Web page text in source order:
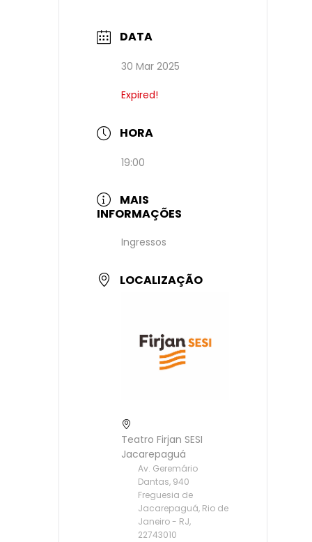
DATA
30 Mar 2025
Expired!
HORA
19:00
MAIS
INFORMAÇÕES
Ingressos
LOCALIZAÇÃO
Teatro Firjan SESI
Jacarepaguá
Av. Geremário
Dantas, 940
Freguesia de
Jacarepaguá, Rio de
Janeiro - RJ,
22743010